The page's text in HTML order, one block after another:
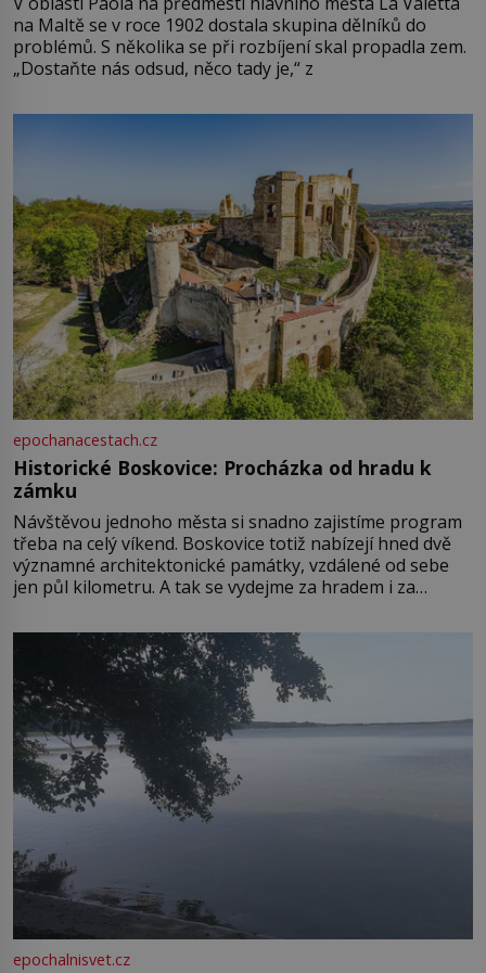
na Maltě se v roce 1902 dostala skupina dělníků do
problémů. S několika se při rozbíjení skal propadla zem.
„Dostaňte nás odsud, něco tady je,“ z
epochanacestach.cz
Historické Boskovice: Procházka od hradu k
zámku
Návštěvou jednoho města si snadno zajistíme program
třeba na celý víkend. Boskovice totiž nabízejí hned dvě
významné architektonické památky, vzdálené od sebe
jen půl kilometru. A tak se vydejme za hradem i za
Boskovice na okraji Drahanské vrchoviny vznikla někdy
ve13. století, a už v roce 1313 kronikáři zaznamenali
epochalnisvet.cz